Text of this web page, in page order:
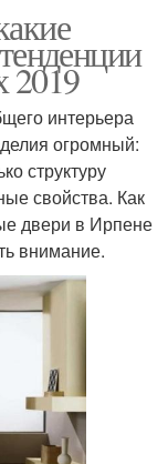
2019
интерьера
огромный:
структуру
свойства. Как
двери в Ирпене
внимание.